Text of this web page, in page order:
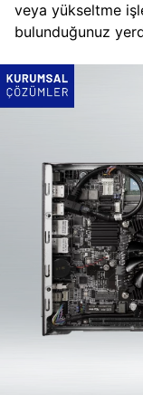
veya yükseltme
bulunduğunuz